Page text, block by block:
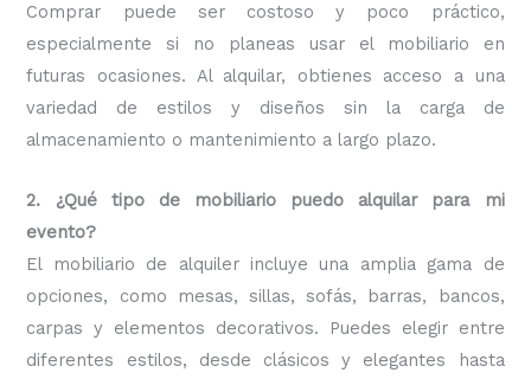
Comprar puede ser costoso y poco práctico,
especialmente si no planeas usar el mobiliario en
futuras ocasiones. Al alquilar, obtienes acceso a una
variedad de estilos y diseños sin la carga de
almacenamiento o mantenimiento a largo plazo.
2. ¿Qué tipo de mobiliario puedo alquilar para mi
evento?
El mobiliario de alquiler incluye una amplia gama de
opciones, como mesas, sillas, sofás, barras, bancos,
carpas y elementos decorativos. Puedes elegir entre
diferentes estilos, desde clásicos y elegantes hasta